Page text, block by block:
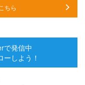
ちら
で発信中
しよう！